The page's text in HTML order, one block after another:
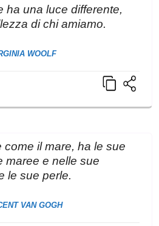
ha una luce differente,
di chi amiamo.
WOOLF
come il mare, ha le sue
maree e nelle sue
le sue perle.
VAN GOGH